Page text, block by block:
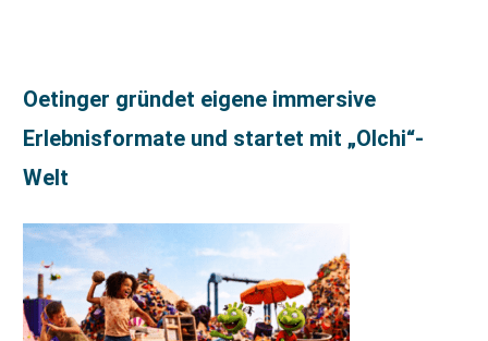
Oetinger gründet eigene immersive
Erlebnisformate und startet mit „Olchi“-
Welt